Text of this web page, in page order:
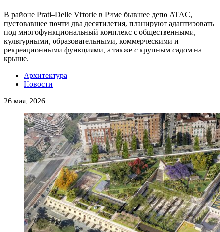
В районе Prati–Delle Vittorie в Риме бывшее депо ATAC,
пустовавшее почти два десятилетия, планируют адаптировать
под многофункциональный комплекс с общественными,
культурными, образовательными, коммерческими и
рекреационными функциями, а также с крупным садом на
крыше.
Архитектура
Новости
26 мая, 2026